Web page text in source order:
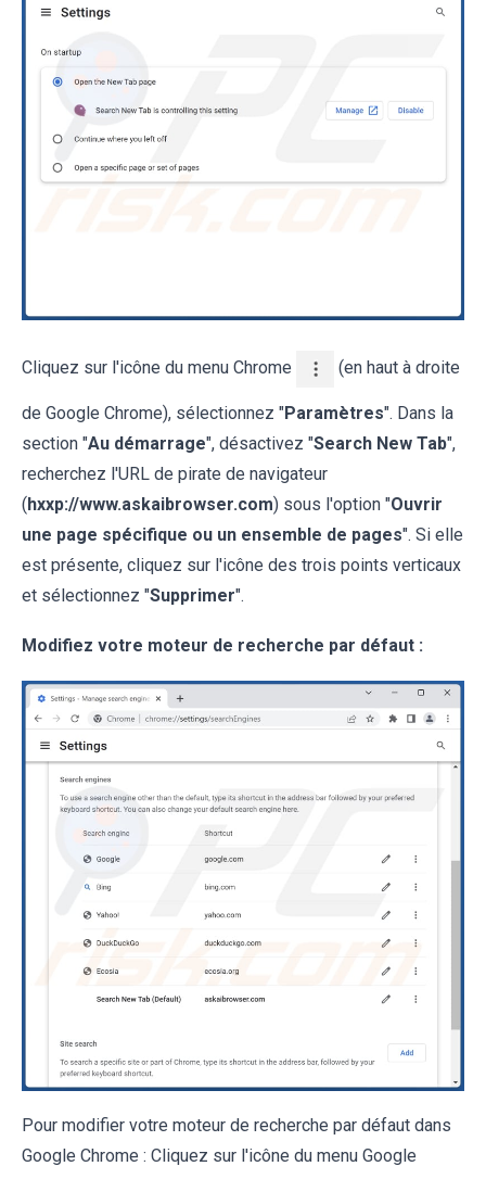
Cliquez sur l'icône du menu Chrome (en haut à droite
de Google Chrome), sélectionnez "Paramètres". Dans la
section "Au démarrage", désactivez "Search New Tab",
recherchez l'URL de pirate de navigateur
(hxxp://www.askaibrowser.com) sous l'option "Ouvrir
une page spécifique ou un ensemble de pages". Si elle
est présente, cliquez sur l'icône des trois points verticaux
et sélectionnez "Supprimer".
Modifiez votre moteur de recherche par défaut :
Pour modifier votre moteur de recherche par défaut dans
Google Chrome : Cliquez sur l'icône du menu Google